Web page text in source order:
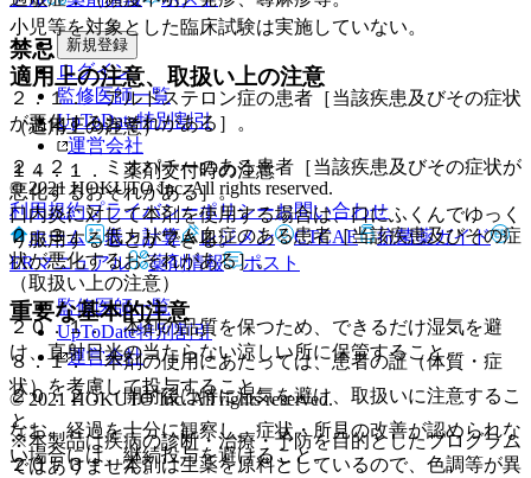
小児等を対象とした臨床試験は実施していない。
適用上の注意、取扱い上の注意
（適用上の注意）
１４．１． 薬剤交付時の注意
口内炎に対して本剤を使用する場合は、口にふくんでゆっく
り服用することができる。
（取扱い上の注意）
２０．１． 本剤の品質を保つため、できるだけ湿気を避
け、直射日光の当たらない涼しい所に保管すること。
２０．２． 開封後は特に湿気を避け、取扱いに注意するこ
と。
２０．３． 本剤は生薬を原料としているので、色調等が異
禁忌
２．１． アルドステロン症の患者［当該疾患及びその症状
が悪化するおそれがある］。
２．２． ミオパチーのある患者［当該疾患及びその症状が
悪化するおそれがある］。
２．３． 低カリウム血症のある患者［当該疾患及びその症
状が悪化するおそれがある］。
重要な基本的注意
８．１． 本剤の使用にあたっては、患者の証（体質・症
状）を考慮して投与すること。
なお、経過を十分に観察し、症状・所見の改善が認められな
い場合には、継続投与を避けること。
新規登録
ログイン
監修医師一覧
UpToDate特別割引
運営会社
© 2021 HOKUTO Inc. All rights reserved.
利用規約プライバシーポリシーお問い合わせ
ホーム
表・計算 レジメン CTCAE
抗菌薬ガイド
ERマニュアル
薬剤情報 ポスト
監修医師一覧
UpToDate特別割引
運営会社
© 2021 HOKUTO Inc. All rights reserved.
※本製品は疾病の診断・治療・予防を目的としたプログラム
ではありません。